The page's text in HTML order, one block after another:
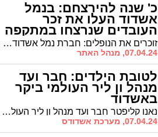
כ' שנה להירצחם: בנמל
אשדוד העלו את זכר
העובדים שנרצחו במתקפה
האכזרית זוכרים את הנופלים: חברת נמל אשדוד ערכה את טקס האזכרה לחללי הפיגוע בנמל שאירע לפני 20 שנה
07.04.24, מנהל האתר
לטובת הילדים: חבר ועד
מנהל ון ליר העולמי ביקר
באשדוד
נאנו קליפטר חבר ועד מנהל ון ליר העולמי, ביקר היום בלשכת ראש העיר אשדוד, והכיר את אשדוד ואת החיבור לאורבן 95, ואת התמודדותה של אשדוד כעיר בחזית מלחמה.
07.04.24, מערכת אשדודס